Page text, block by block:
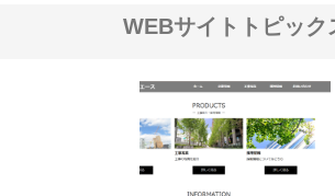
WEBサイトトピック